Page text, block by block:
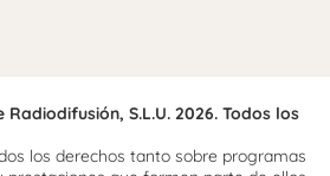
S.L.U. 2026. Todos los
los derechos tanto sobre programas